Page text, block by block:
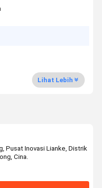
Lihat Lebih
Pusat Inovasi Lianke, Distrik
Cina.